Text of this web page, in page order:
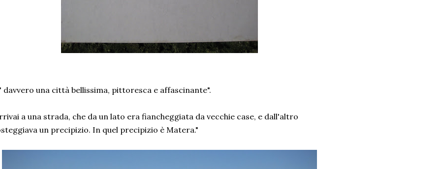
davvero una città bellissima, pittoresca e affascinante".
a una strada, che da un lato era fiancheggiata da vecchie case, e dall'altro
un precipizio. In quel precipizio è Matera."